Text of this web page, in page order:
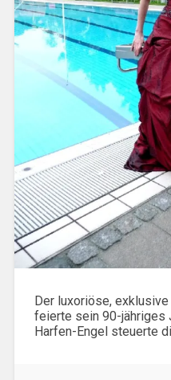
Der luxoriöse,
feierte sein 90-jähriges
Harfen-Engel steuerte